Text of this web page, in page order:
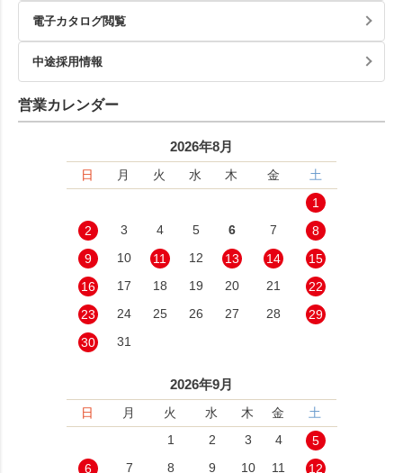
電子カタログ閲覧
中途採用情報
営業カレンダー
2026年8月
日 月 火 水 木 金
土
1
2
3 4 5 6 7
8
9
10 11 12 13 14
15
16
17 18 19 20 21
22
23
24 25 26 27 28
29
30
31
2026年9月
日 月 火 水 木 金
土
1
2 3 4
5
6
7 8 9 10 11 12